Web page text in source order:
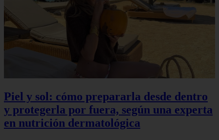
Piel y sol: cómo prepararla desde dentro
y protegerla por fuera, según una experta
en nutrición dermatológica